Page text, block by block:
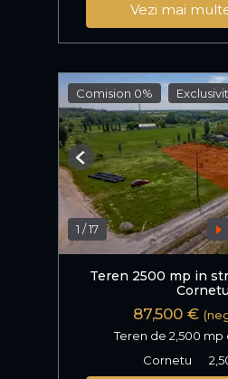
Vezi mai
Comision 0%
1 /17
Previous
Teren 2500 mp in
Cornetu
87,500 €
Teren de 2,500 mp
Cornetu